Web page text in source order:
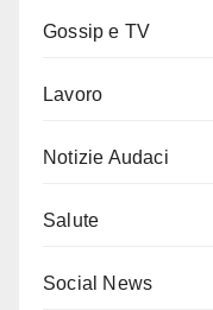
Gossip e TV
Lavoro
Notizie Audaci
Salute
Social News